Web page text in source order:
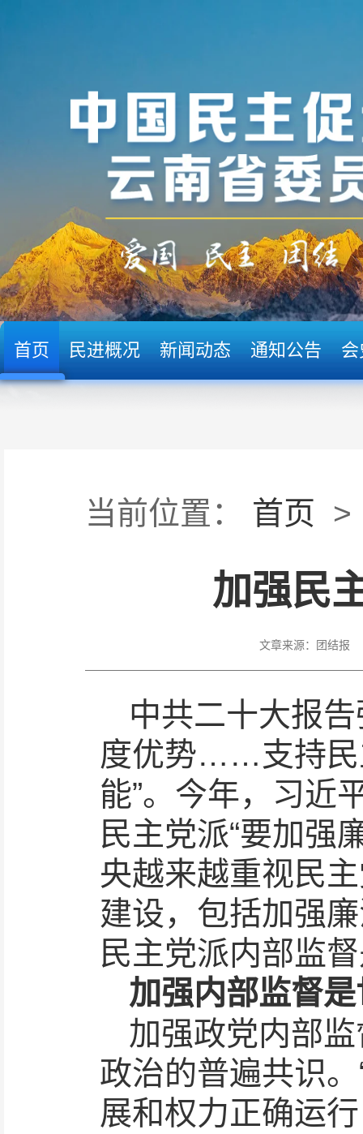
首页 民进概况 新闻动态 通知公告 会
当前位置： 首页 >
加强民
文章来源： 团结报
中共二十大报
度优势……支持民
能”。今年，习近
民主党派“要加强
央越来越重视民
建设，包括加强
民主党派内部监
加强内部监督
加强政党内部
政治的普遍共识
展和权力正确运